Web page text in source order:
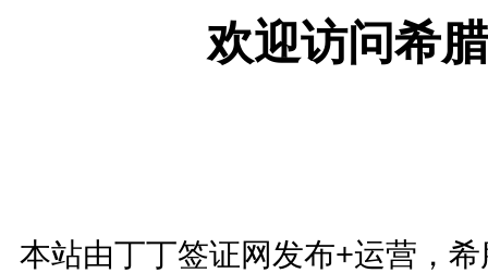
欢迎访问希
本站由丁丁签证网发布+运营，